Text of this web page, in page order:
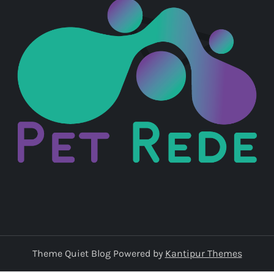
Theme Quiet Blog Powered by Kantipur Themes